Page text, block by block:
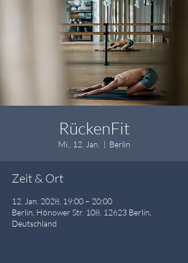
RückenFit
Mi., 12. Jan.
  |
Berlin
Zeit & Ort
12. Jan. 2028, 19:00 – 20:00
Berlin, Hönower Str. 108, 12623 Berlin,
Deutschland